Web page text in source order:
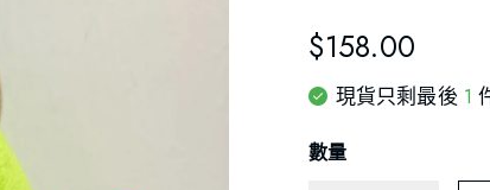
$158.00
現貨只剩最後 1
數量